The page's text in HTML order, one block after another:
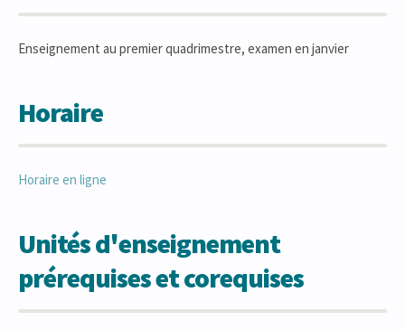
Enseignement au premier quadrimestre, examen en janvier
Horaire
Horaire en ligne
Unités d'enseignement
prérequises et corequises